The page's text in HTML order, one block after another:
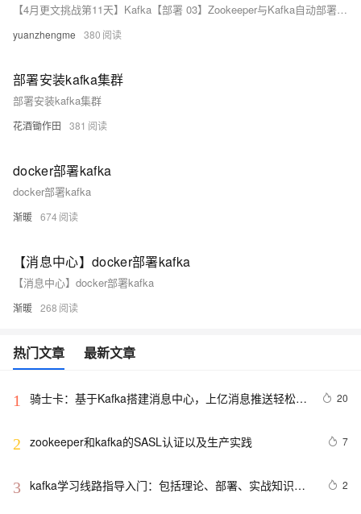
【4月更文挑战第11天】Kafka【部署 03】Zookeeper与Kafka自动部署脚本
yuanzhengme 380
部署安装kafka集群
部署安装kafka集群
花酒锄作田 381
docker部署kafka
docker部署kafka
渐暖 674
【消息中心】docker部署kafka
【消息中心】docker部署kafka
渐暖 268
热门文章 最新文章
1
骑士卡：基于Kafka搭建消息中心，上亿消息推送轻松完
20
2 zookeeper和kafka的SASL认证以及生产实践 7
3 kafka学习线路指导入门：包括理论、部署、实战知识汇
2